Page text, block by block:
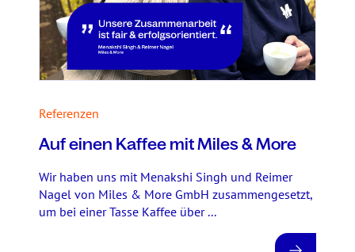
Referenzen
Auf einen Kaffee mit Miles & More
Wir haben uns mit Menakshi Singh und Reimer
Nagel von Miles & More GmbH zusammengesetzt,
um bei einer Tasse Kaffee über ...